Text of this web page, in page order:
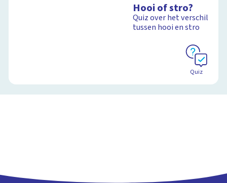
Hooi of stro?
Quiz over het verschil
tussen hooi en stro
Quiz